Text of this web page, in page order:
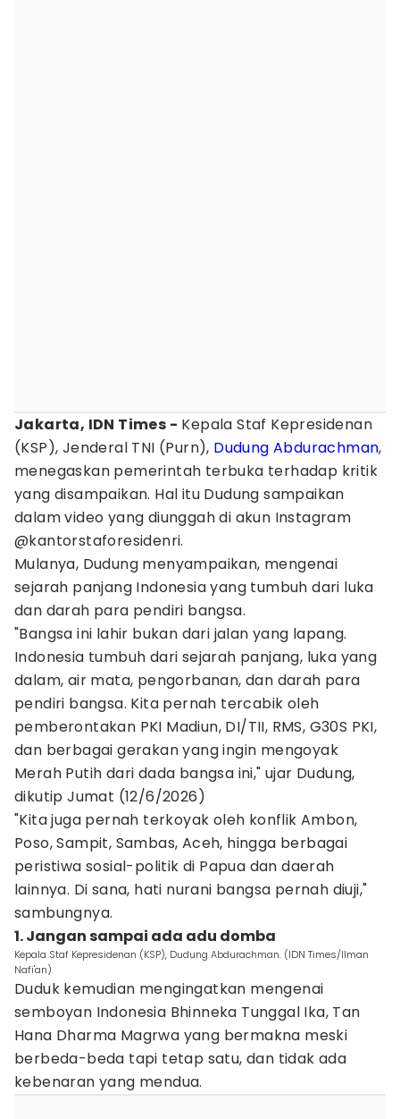
Jakarta, IDN Times - Kepala Staf Kepresidenan
(KSP), Jenderal TNI (Purn), Dudung Abdurachman,
menegaskan pemerintah terbuka terhadap kritik
yang disampaikan. Hal itu Dudung sampaikan
dalam video yang diunggah di akun Instagram
@kantorstaforesidenri.
Mulanya, Dudung menyampaikan, mengenai
sejarah panjang Indonesia yang tumbuh dari luka
dan darah para pendiri bangsa.
"Bangsa ini lahir bukan dari jalan yang lapang.
Indonesia tumbuh dari sejarah panjang, luka yang
dalam, air mata, pengorbanan, dan darah para
pendiri bangsa. Kita pernah tercabik oleh
pemberontakan PKI Madiun, DI/TII, RMS, G30S PKI,
dan berbagai gerakan yang ingin mengoyak
Merah Putih dari dada bangsa ini," ujar Dudung,
dikutip Jumat (12/6/2026)
"Kita juga pernah terkoyak oleh konflik Ambon,
Poso, Sampit, Sambas, Aceh, hingga berbagai
peristiwa sosial-politik di Papua dan daerah
lainnya. Di sana, hati nurani bangsa pernah diuji,"
sambungnya.
1. Jangan sampai ada adu domba
Kepala Staf Kepresidenan (KSP), Dudung Abdurachman. (IDN Times/Ilman
Nafi'an)
Duduk kemudian mengingatkan mengenai
semboyan Indonesia Bhinneka Tunggal Ika, Tan
Hana Dharma Magrwa yang bermakna meski
berbeda-beda tapi tetap satu, dan tidak ada
kebenaran yang mendua.